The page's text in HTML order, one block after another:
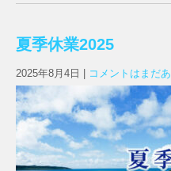
夏季休業2025
2025年8月4日 コメントはまだ